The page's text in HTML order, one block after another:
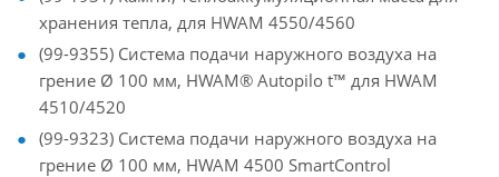
хранения тепла, для HWAM 4550/4560
(99-9355) Система подачи наружного воздуха на
грение Ø 100 мм, HWAM® Autopilo t™ для HWAM
4510/4520
(99-9323) Система подачи наружного воздуха на
грение Ø 100 мм, HWAM 4500 SmartControl